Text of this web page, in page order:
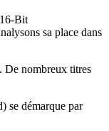
Bit
sa place dans
De nombreux titres
se démarque par